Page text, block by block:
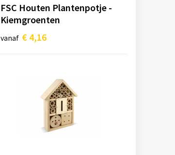
FSC Houten Plantenpotje -
Kiemgroenten
vanaf € 4,16